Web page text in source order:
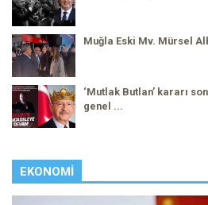
Muğla Eski Mv. Mürsel
‘Mutlak Butlan’ kararı
genel ...
EKONOMI